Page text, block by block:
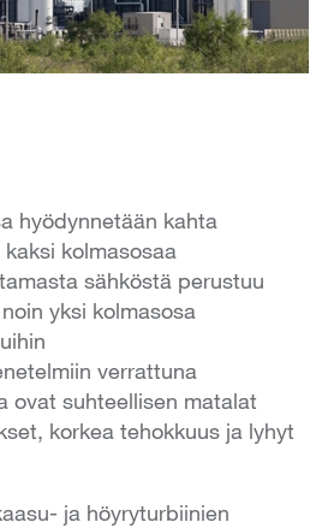
hyödynnetään kahta
kolmasosaa
sähköstä perustuu
yksi kolmasosa
verrattuna
ovat suhteellisen matalat
korkea tehokkuus ja lyhyt
ja höyryturbiinien